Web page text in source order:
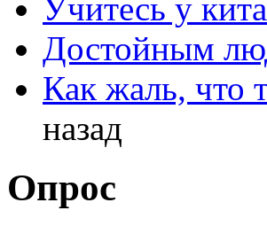
Учитесь у
Достойным
Как жаль, что
назад
Опрос